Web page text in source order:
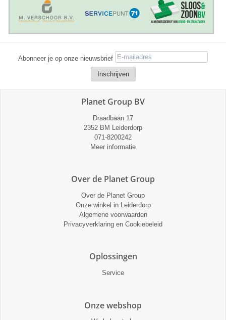
Abonneer je op onze nieuwsbrief
Planet Group BV
Draadbaan 17
2352 BM Leiderdorp
071-8200242
Meer informatie
Over de Planet Group
Over de Planet Group
Onze winkel in Leiderdorp
Algemene voorwaarden
Privacyverklaring en Cookiebeleid
Oplossingen
Service
Onze webshop